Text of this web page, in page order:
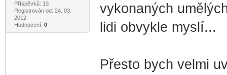
Příspěvků: 13
Registrován od: 24. 03.
2012
Hodnocení: 0
vykonaných
lidi obvykle myslí...
Přesto bych velmi